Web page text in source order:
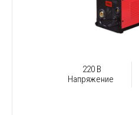
220 В
Напряжение